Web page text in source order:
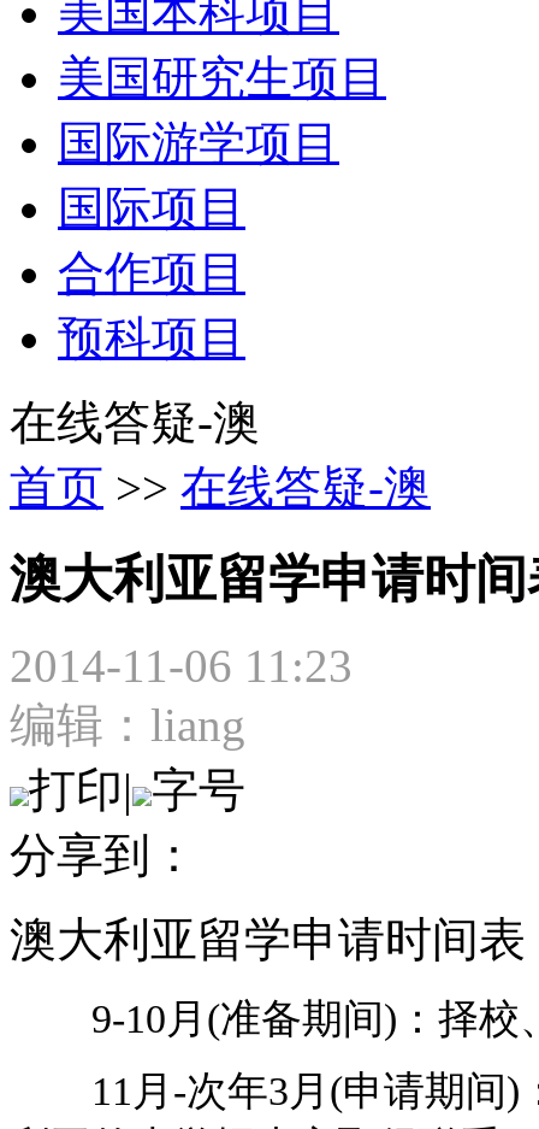
美国本科项目
美国研究生项目
国际游学项目
国际项目
合作项目
预科项目
在线答疑-澳
首页 >> 在线答疑-澳
澳大利亚留学申请时间
2014-11-06 11:23
编辑：liang
打印| 字号
分享到：
澳大利亚留学申请时间表
9-10月(准备期间)：择校
11月-次年3月(申请期间)